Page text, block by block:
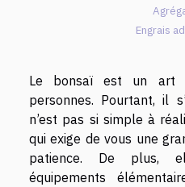
Engrais
Le bonsaï est un art
personnes. Pourtant, il
n’est pas si simple à
qui exige de vous une
patience. De plus,
équipements